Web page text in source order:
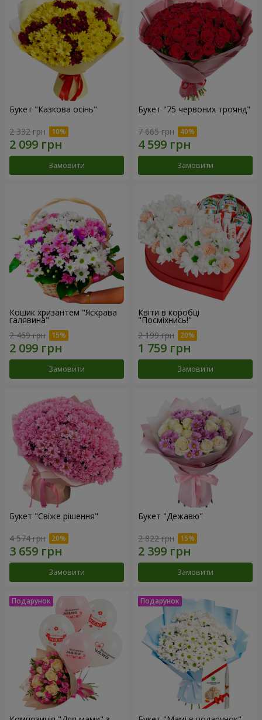
Букет "Казкова осінь"
2 332 грн
Замовити
Букет "75 червоних троянд"
7 665 грн
Замовити
Кошик хризантем "Яскрава
галявина"
2 469 грн
Замовити
Квіти в коробці
"Посміхнись!"
2 199 грн
Замовити
Букет "Свіже рішення"
4 574 грн
Замовити
Букет "Дежавю"
2 822 грн
Замовити